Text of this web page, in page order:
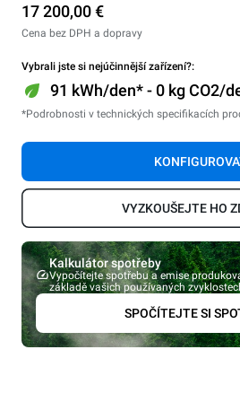
17 200,00 €
Cena bez DPH a dopravy
Vybrali jste si nejúčinnější zařízení?:
91 kWh/den* - 0 kg CO2/
*Podrobnosti v technických specifikacích
VYZKOUŠEJTE HO
Kalkulátor spotřeby
Vypočítejte spotřebu a emise
základě vašich používaných
SPOČÍTEJTE SI